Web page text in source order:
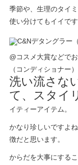
季節や、生理のタイ
使い分けてもイイです
@コスメ大賞などでお
（コンディショナー
洗い流さな
て、スタイ
イティーアイテム。
かなり珍しいですよ
徴だと思います。
からだを大事にする